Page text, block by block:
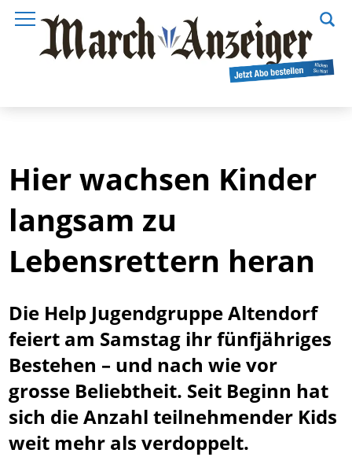
Hier wachsen Kinder
langsam zu
Lebensrettern heran
Die Help Jugendgruppe Altendorf
feiert am Samstag ihr fünfjähriges
Bestehen – und nach wie vor
grosse Beliebtheit. Seit Beginn hat
sich die Anzahl teilnehmender Kids
weit mehr als verdoppelt.